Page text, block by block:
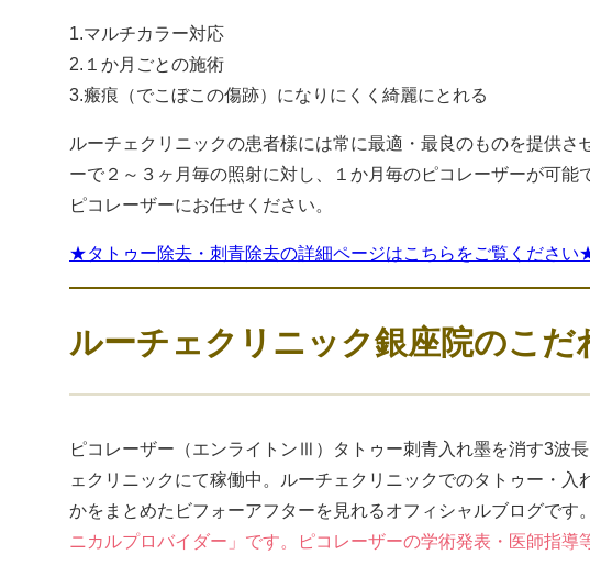
1.マルチカラー対応
2.１か月ごとの施術
3.瘢痕（でこぼこの傷跡）になりにくく綺麗にとれる
ルーチェクリニックの患者様には常に最適・最良のものを提供
ーで２～３ヶ月毎の照射に対し、１か月毎のピコレーザーが可
ピコレーザーにお任せください。
★タトゥー除去・刺青除去の詳細ページはこちらをご覧ください
ルーチェクリニック銀座院のこだ
ピコレーザー（エンライトンⅢ）タトゥー刺青入れ墨を消す3波
ェクリニックにて稼働中。ルーチェクリニックでのタトゥー・
かをまとめたビフォーアフターを見れるオフィシャルブログです。
ニカルプロバイダー」です。ピコレーザーの学術発表・医師指導